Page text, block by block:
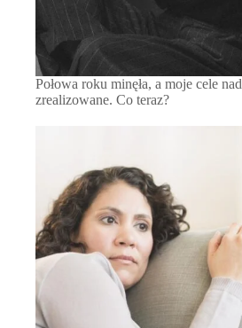
Połowa roku minęła, a moje cele
zrealizowane. Co teraz?